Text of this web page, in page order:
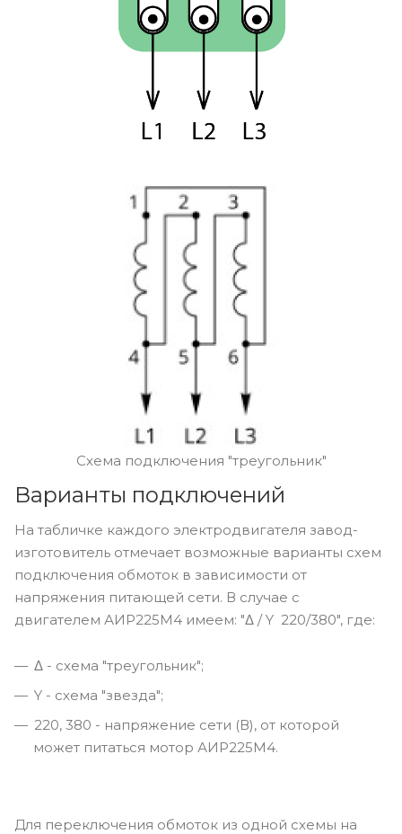
Схема подключения "треугольник"
Варианты подключений
На табличке каждого электродвигателя завод-
изготовитель отмечает возможные варианты схем
подключения обмоток в зависимости от
напряжения питающей сети. В случае с
двигателем АИР225M4 имеем: "Δ / Y 220/380", где:
Δ - схема "треугольник";
Y - схема "звезда";
220, 380 - напряжение сети (В), от которой
может питаться мотор АИР225M4.
Для переключения обмоток из одной схемы на